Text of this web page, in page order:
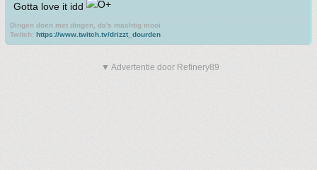
Gotta love it idd
Dingen doen met dingen, da's machtig mooi
Twitch: https://www.twitch.tv/drizzt_dourden
▼ Advertentie door Refinery89